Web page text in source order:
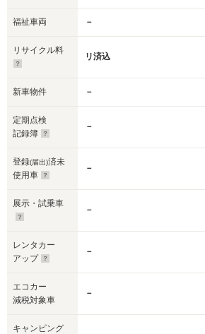
福祉車両 －
リサイクル料
リ済込
新車物件 －
定期点検
記録簿
－
登録(届出)済未
使用車
－
展示・試乗車
－
レンタカー
アップ
－
エコカー
減税対象車
－
キャンピング